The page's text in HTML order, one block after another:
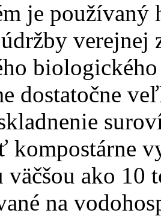
je používaný
verejnej
dostatočne
kompostárne
väčšou ako 10
na